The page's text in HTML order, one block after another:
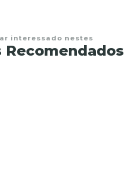
interessado nestes
Recomendados